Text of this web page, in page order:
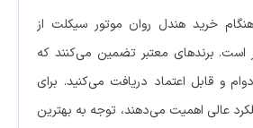
خرید هندل روان موتور سیکلت از
است. برندهای معتبر تضمین می‌کنند که
و قابل اعتماد دریافت می‌کنید. برای
عالی اهمیت می‌دهند، توجه به بهترین